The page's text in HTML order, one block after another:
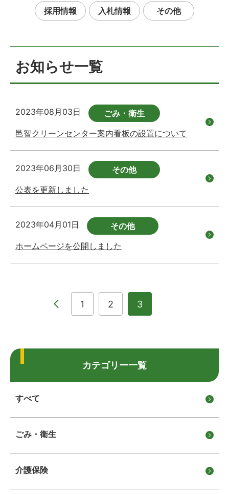
採用情報 入札情報 その他
お知らせ一覧
2023年08月03日
ごみ・衛生
邑智クリーンセンター案内看板の設置について
2023年06月30日
その他
公表を更新しました
2023年04月01日
その他
ホームページを公開しました
1 2 3
カテゴリー一覧
すべて
ごみ・衛生
介護保険